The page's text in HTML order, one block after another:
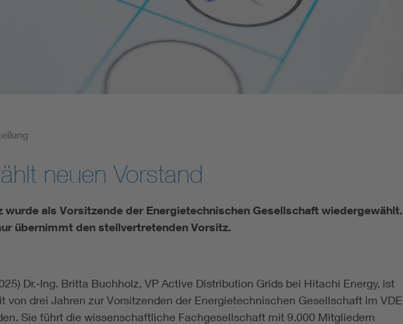
Energy storage
Functional safety
neuen Vorstand
wurde als Vorsitzende der Energietechnischen Gesellschaft wiedergewählt.
übernimmt den stellvertretenden Vorsitz.
Dr.-Ing. Britta Buchholz, VP Active Distribution Grids bei Hitachi Energy, ist
von drei Jahren zur Vorsitzenden der Energietechnischen Gesellschaft im VDE
Sie führt die wissenschaftliche Fachgesellschaft mit 9.000 Mitgliedern